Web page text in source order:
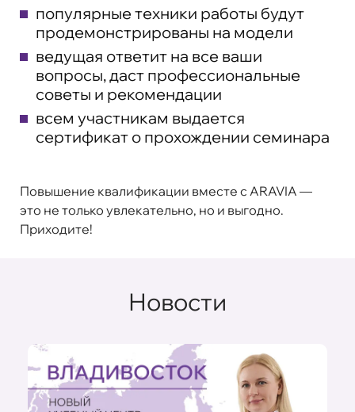
популярные техники работы будут
продемонстрированы на модели
ведущая ответит на все ваши
вопросы, даст профессиональные
советы и рекомендации
всем участникам выдается
сертификат о прохождении семинара
Повышение квалификации вместе с ARAVIA —
это не только увлекательно, но и выгодно.
Приходите!
Новости